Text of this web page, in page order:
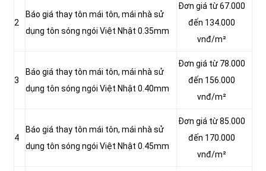
2
Báo giá thay tôn mái tôn, mái nhà sử
dụng tôn sóng ngói Việt Nhật 0.35mm
Đơn giá từ 67.000
đến 134.000
vnđ/m²
3
Báo giá thay tôn mái tôn, mái nhà sử
dụng tôn sóng ngói Việt Nhật 0.40mm
Đơn giá từ 78.000
đến 156.000
vnđ/m²
4
Báo giá thay tôn mái tôn, mái nhà sử
dụng tôn sóng ngói Việt Nhật 0.45mm
Đơn giá từ 85.000
đến 170.000
vnđ/m²